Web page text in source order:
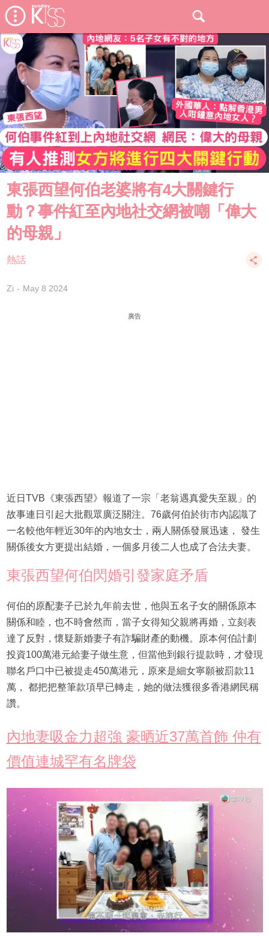
東張西望何伯老婆將有4大關鍵行
動？事件紅至內地社交網被嘲「偉大
的母親」
熱話
Zi May 8 2024
廣告
近日TVB《東張西望》報道了一宗「老翁遇真愛失至親」的
故事連日引起大批觀眾廣泛關注。76歲何伯於街市內認識了
一名較他年輕近30年的內地女士，兩人關係發展迅速， 發生
關係後女方更提出結婚，一個多月後二人也成了合法夫妻。
東張西望何伯閃婚引發家庭矛盾
何伯的原配妻子已於九年前去世，他與五名子女的關係原本
關係和睦，也不時會然而，當子女得知父親將再婚，立刻表
達了反對，懷疑新婚妻子有詐騙財產的動機。原本何伯計劃
投資100萬港元給妻子做生意，但當他到銀行提款時，才發現
聯名戶口中已被提走450萬港元，原來是細女寧願被罰款11
萬， 都把把整筆款項早已轉走，她的做法獲很多香港網民稱
讚。
內地妻吸金力超強 豪晒近37萬首飾 仲有
價值連城罕有名牌袋